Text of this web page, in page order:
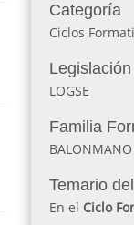
Categoría
Ciclos
Legislación
LOGSE
Familia
BALONMANO
Temario
En el Ciclo